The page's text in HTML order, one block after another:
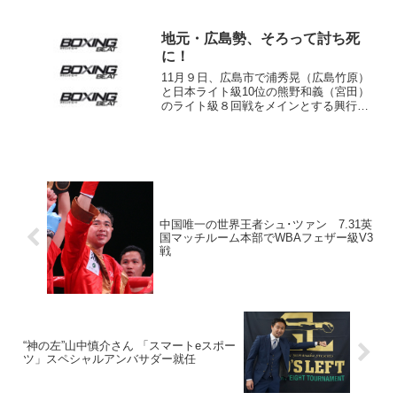
地元・広島勢、そろって討ち死
に！
11月９日、広島市で浦秀晃（広島竹原）
と日本ライト級10位の熊野和義（宮田）
のライト級８回戦をメインとする興行が
中国唯一の世界王者シュ･ツァン 7.31英
国マッチルーム本部でWBAフェザー級V3
戦
“神の左”山中慎介さん 「スマートeスポー
ツ」スペシャルアンバサダー就任